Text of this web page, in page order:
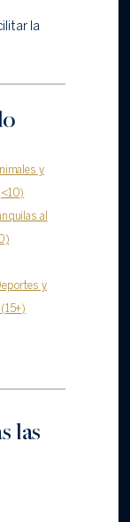
la
y
al
y
las